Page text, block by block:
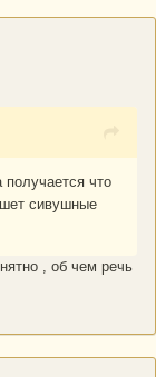
получается что
сивушные
, об чем речь